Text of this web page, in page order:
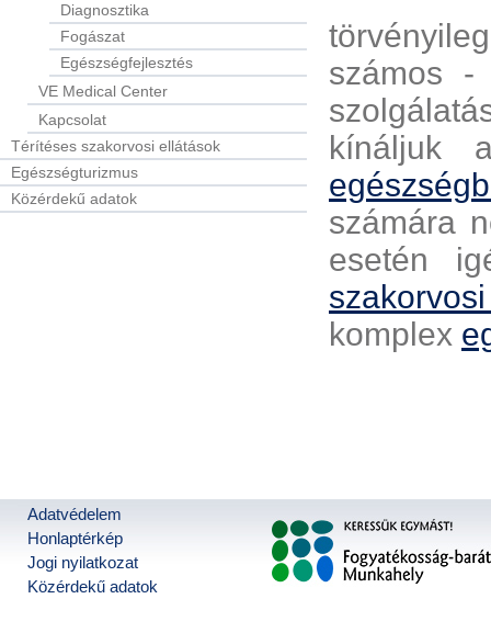
Diagnosztika
Fogászat
Egészségfejlesztés
VE Medical Center
Kapcsolat
Térítéses szakorvosi ellátások
Egészségturizmus
Közérdekű adatok
számos -
számára
esetén
komplex
Adatvédelem
Honlaptérkép
Jogi nyilatkozat
Közérdekű adatok